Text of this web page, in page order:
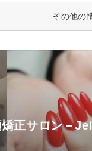
その他の
正サロン－